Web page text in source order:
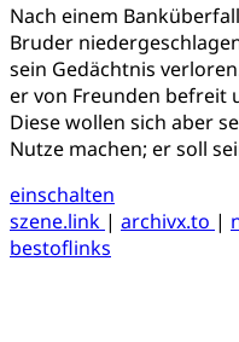
Nach einem
Bruder
sein Gedächtnis
er von Freunden befreit
Diese wollen sich aber
Nutze machen; er soll
einschalten
szene.link | archivx.to |
bestoflinks